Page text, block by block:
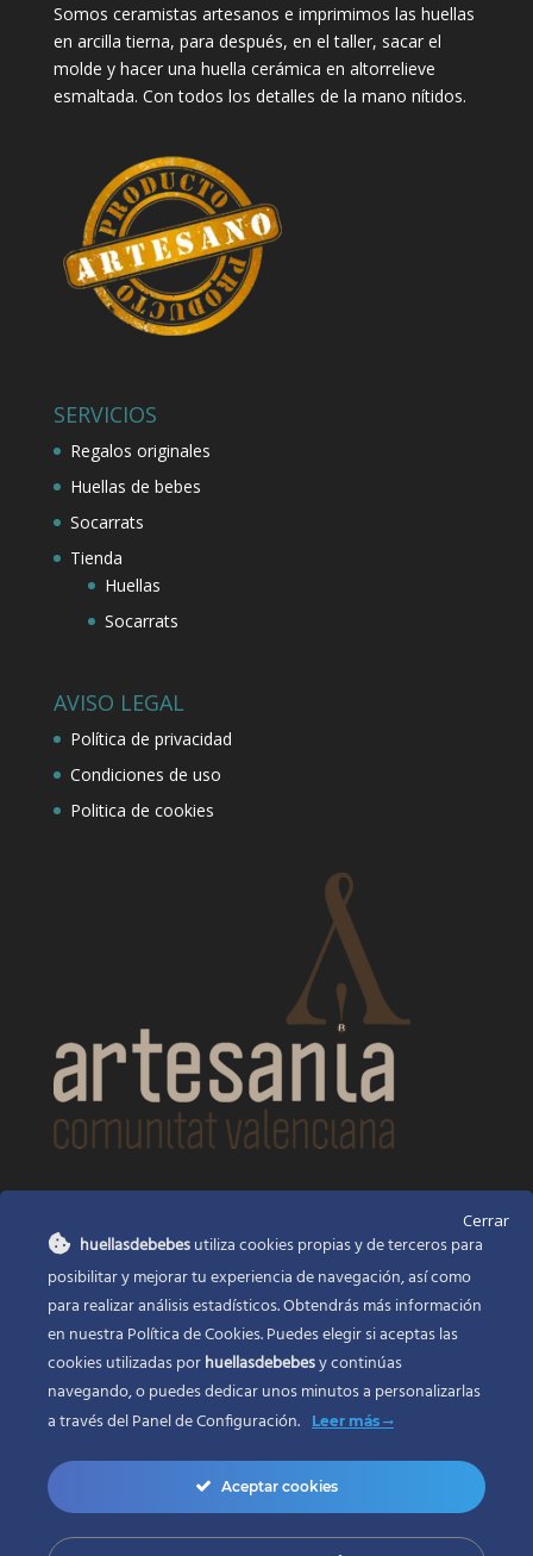
Somos ceramistas artesanos e imprimimos las huellas
en arcilla tierna, para después, en el taller, sacar el
molde y hacer una huella cerámica en altorrelieve
esmaltada. Con todos los detalles de la mano nítidos.
SERVICIOS
Regalos originales
Huellas de bebes
Socarrats
Tienda
Huellas
Socarrats
AVISO LEGAL
Política de privacidad
Condiciones de uso
Politica de cookies
Huellas de bebés
Santa Ana, 22Alcasser Valencia 46290
625 120 591
info@huellasdebebes.com
Cerrar
huellasdebebesutiliza cookies propias y de terceros para
posibilitar y mejorar tu experiencia de navegación, así como
para realizar análisis estadísticos. Obtendrás más información
en nuestra Política de Cookies. Puedes elegir si aceptas las
cookies utilizadas porhuellasdebebesy continúas
navegando, o puedes dedicar unos minutos a personalizarlas
a través delPanel de Configuración. Leer más
Aceptar cookies